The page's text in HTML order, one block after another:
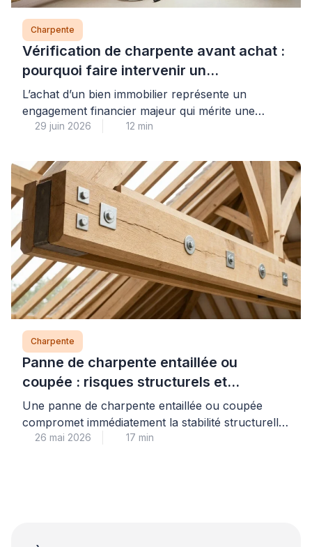
Charpente
Vérification de charpente avant achat :
pourquoi faire intervenir un
professionnel est indispensable
L’achat d’un bien immobilier représente un
engagement financier majeur qui mérite une
vigilance particulière sur l’état de la charpente,
visites classiques. Pour votre sérénité, faire
intervenir un professionnel qualifié avant la
signature définitive constitue la meilleure
protection contre les vices cachés structurels,
même lorsque les combles sont aménagés. Cette
[…]
29 juin 2026 12 min
Charpente
Panne de charpente entaillée ou
coupée : risques structurels et
solutions de renfort (moisage,
remplacement)
Une panne de charpente entaillée ou coupée
compromet immédiatement la stabilité structurelle
de votre toiture : face à ce risque réel, seul un
26 mai 2026 17 min